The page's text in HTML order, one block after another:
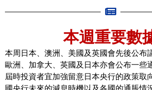
本週重要數
本周日本、澳洲、美國及英國會先後公布
歐洲、加拿大、英國及日本亦會公布一些
屆時投資者宜加強留意日本央行的政策取